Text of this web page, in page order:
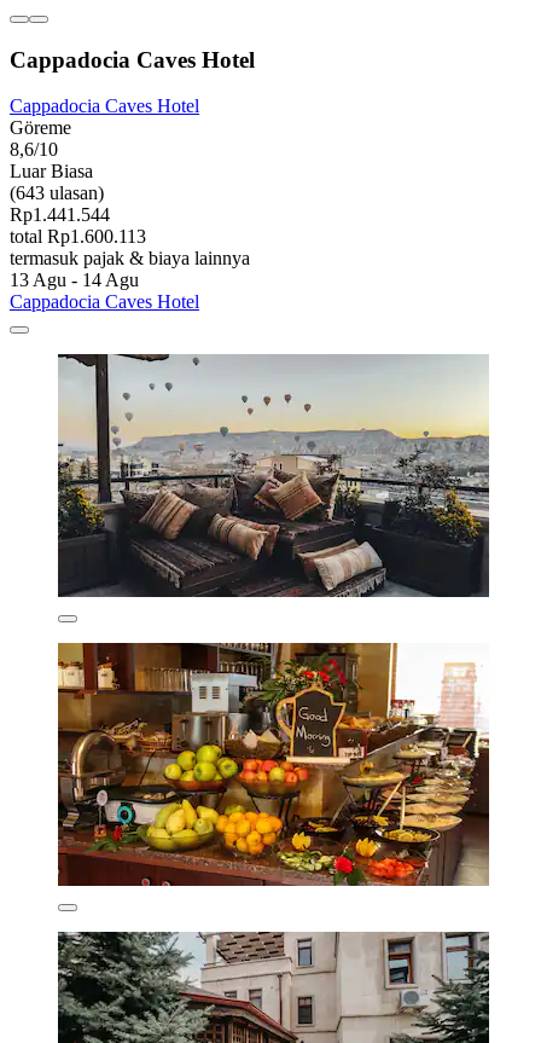
Cappadocia Caves Hotel
Cappadocia Caves Hotel
Göreme
8,6/10
Luar Biasa
(643 ulasan)
Rp1.441.544
total Rp1.600.113
termasuk pajak & biaya lainnya
13 Agu - 14 Agu
Cappadocia Caves Hotel